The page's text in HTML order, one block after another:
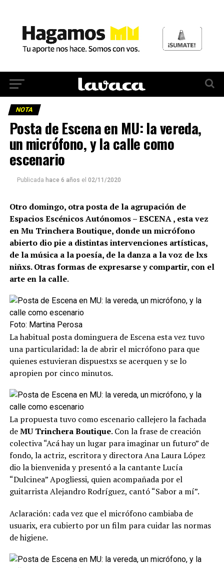
NOTA
Posta de Escena en MU: la vereda,
un micrófono, y la calle como
escenario
Publicada hace 6 años el 02/11/2020
Otro domingo, otra posta de la agrupación de
Espacios Escénicos Autónomos – ESCENA , esta vez
en Mu Trinchera Boutique, donde un micrófono
abierto dio pie a distintas intervenciones artísticas,
de la música a la poesía, de la danza a la voz de lxs
niñxs. Otras formas de expresarse y compartir, con el
arte en la calle.
Foto: Martina Perosa
La habitual posta dominguera de Escena esta vez tuvo
una particularidad: la de abrir el micrófono para que
quienes estuvieran dispuestxs se acerquen y se lo
apropien por cinco minutos.
La propuesta tuvo como escenario callejero la fachada
deMU Trinchera Boutique. Con la frase de creación
colectiva “Acá hay un lugar para imaginar un futuro” de
fondo, la actriz, escritora y directora Ana Laura López
dio la bienvenida y presentó a la cantante Lucía
“Dulcinea” Apogliessi, quien acompañada por el
guitarrista Alejandro Rodríguez, cantó “Sabor a mí”.
Aclaración: cada vez que el micrófono cambiaba de
usuarix, era cubierto por un film para cuidar las normas
de higiene.